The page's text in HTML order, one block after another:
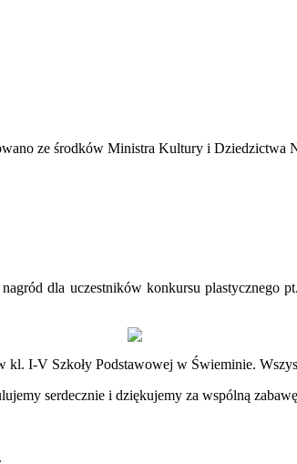
ze środków Ministra Kultury i Dziedzictwa
dla uczestników konkursu plastycznego
kl. I-V Szkoły Podstawowej w Świeminie.
serdecznie i dziękujemy za wspólną